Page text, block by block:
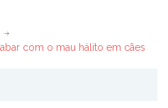
com o mau hálito em cães